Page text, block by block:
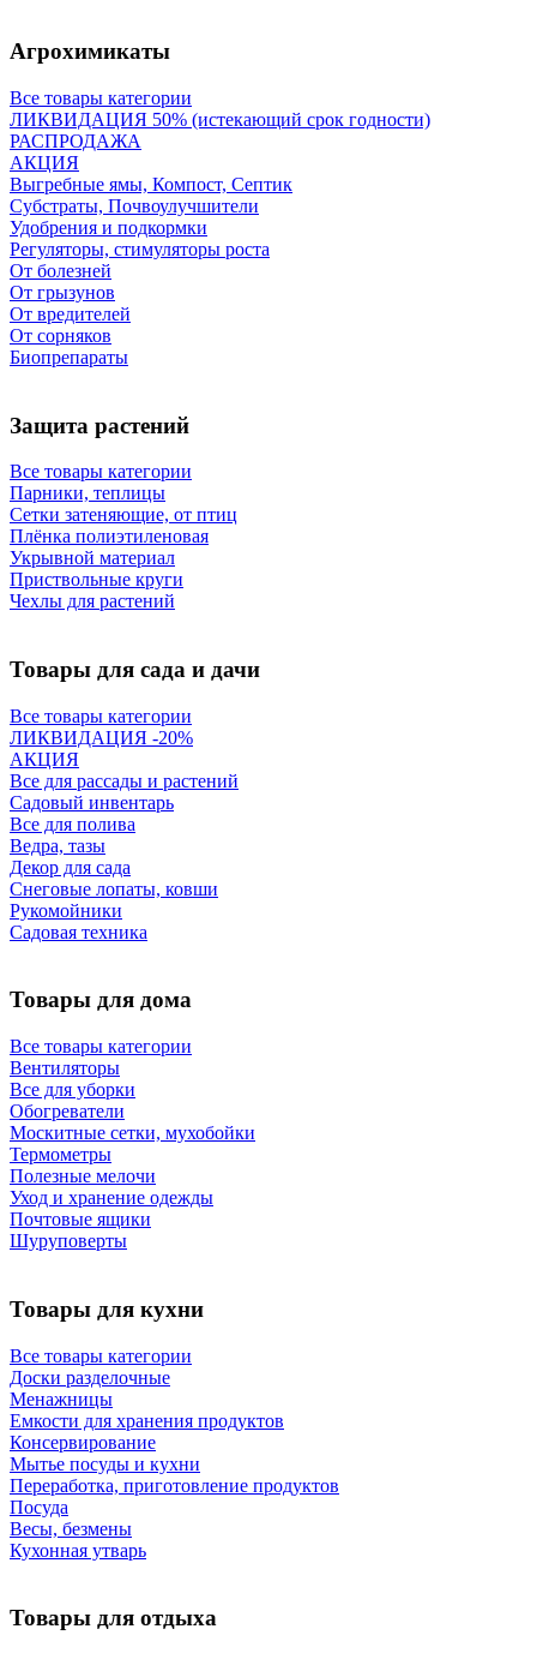
Агрохимикаты
Все товары категории
ЛИКВИДАЦИЯ 50% (истекающий срок годности)
РАСПРОДАЖА
АКЦИЯ
Выгребные ямы, Компост, Септик
Субстраты, Почвоулучшители
Удобрения и подкормки
Регуляторы, стимуляторы роста
От болезней
От грызунов
От вредителей
От сорняков
Биопрепараты
Защита растений
Все товары категории
Парники, теплицы
Сетки затеняющие, от птиц
Плёнка полиэтиленовая
Укрывной материал
Приствольные круги
Чехлы для растений
Товары для сада и дачи
Все товары категории
ЛИКВИДАЦИЯ -20%
АКЦИЯ
Все для рассады и растений
Садовый инвентарь
Все для полива
Ведра, тазы
Декор для сада
Снеговые лопаты, ковши
Рукомойники
Садовая техника
Товары для дома
Все товары категории
Вентиляторы
Все для уборки
Обогреватели
Москитные сетки, мухобойки
Термометры
Полезные мелочи
Уход и хранение одежды
Почтовые ящики
Шуруповерты
Товары для кухни
Все товары категории
Доски разделочные
Менажницы
Емкости для хранения продуктов
Консервирование
Мытье посуды и кухни
Переработка, приготовление продуктов
Посуда
Весы, безмены
Кухонная утварь
Товары для отдыха